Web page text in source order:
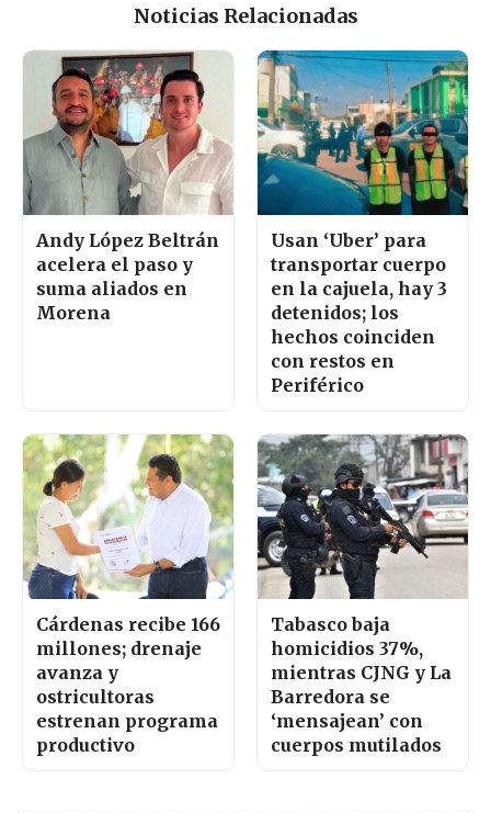
Noticias Relacionadas
Andy López Beltrán
acelera el paso y
suma aliados en
Morena
Usan ‘Uber’ para
transportar cuerpo
en la cajuela, hay 3
detenidos; los
hechos coinciden
con restos en
Periférico
Cárdenas recibe 166
millones; drenaje
avanza y
ostricultoras
estrenan programa
productivo
Tabasco baja
homicidios 37%,
mientras CJNG y La
Barredora se
‘mensajean’ con
cuerpos mutilados